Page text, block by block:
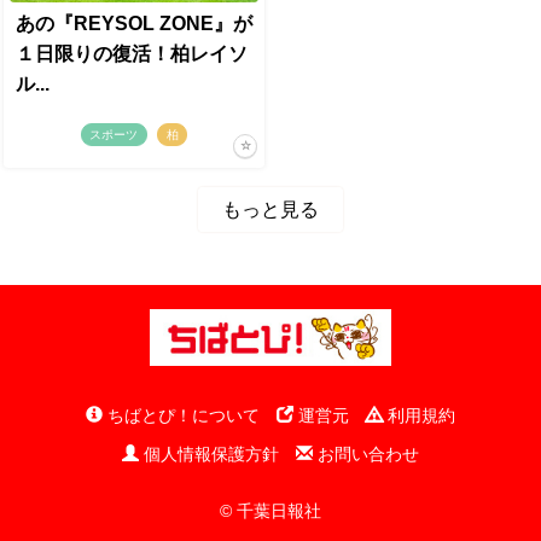
あの『REYSOL ZONE』が
１日限りの復活！柏レイソ
ル...
スポーツ 柏
もっと見る
ちばとぴ！について 運営元
利用規約
個人情報保護方針
お問い合わせ
© 千葉日報社